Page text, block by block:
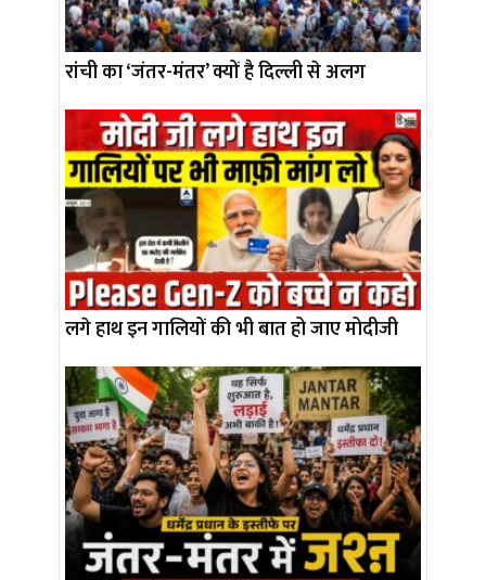
रांची का ‘जंतर-मंतर’ क्यों है दिल्ली से अलग
लगे हाथ इन गालियों की भी बात हो जाए मोदीजी